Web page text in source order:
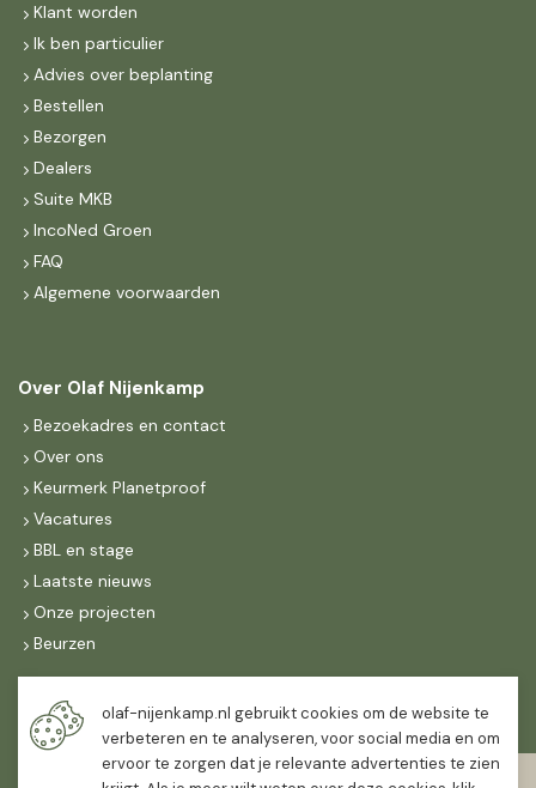
Klant worden
Ik ben particulier
Advies over beplanting
Bestellen
Bezorgen
Dealers
Suite MKB
IncoNed Groen
FAQ
Algemene voorwaarden
Over Olaf Nijenkamp
Bezoekadres en contact
Over ons
Keurmerk Planetproof
Vacatures
BBL en stage
Laatste nieuws
Onze projecten
Beurzen
Maandag t/m vrijdag
07:30-
16:30
olaf-nijenkamp.nl gebruikt cookies om de website te
verbeteren en te analyseren, voor social media en om
ervoor te zorgen dat je relevante advertenties te zien